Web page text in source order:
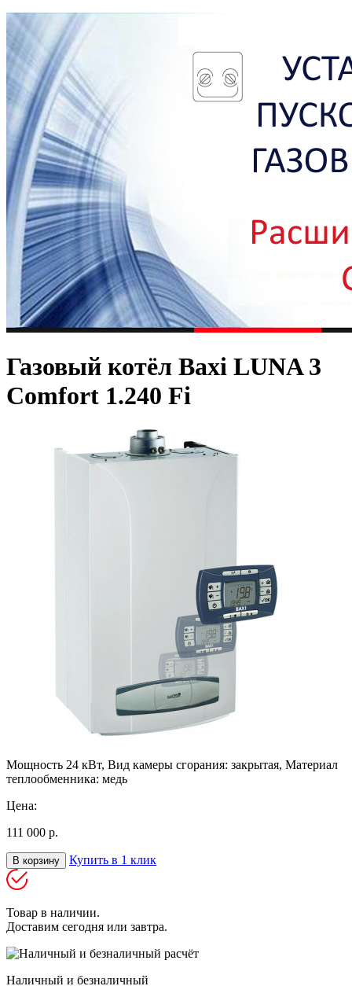
Газовый котёл Baxi LUNA 3
Comfort 1.240 Fi
Мощность 24 кВт, Вид камеры сгорания: закрытая, Материал
теплообменника: медь
Цена:
111 000 р.
В корзину Купить в 1 клик
Товар в наличии.
Доставим сегодня или завтра.
Наличный и безналичный